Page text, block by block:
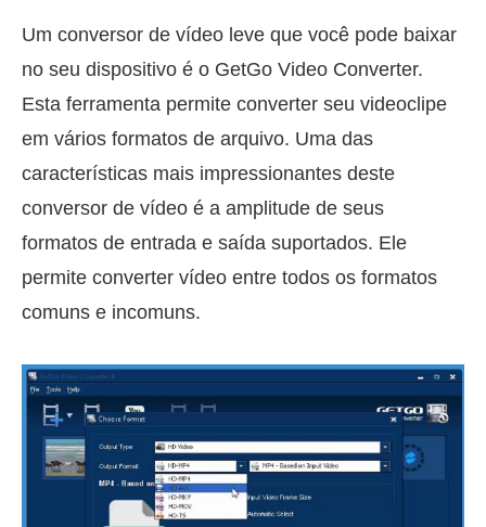
Um conversor de vídeo leve que você pode baixar
no seu dispositivo é o GetGo Video Converter.
Esta ferramenta permite converter seu videoclipe
em vários formatos de arquivo. Uma das
características mais impressionantes deste
conversor de vídeo é a amplitude de seus
formatos de entrada e saída suportados. Ele
permite converter vídeo entre todos os formatos
comuns e incomuns.